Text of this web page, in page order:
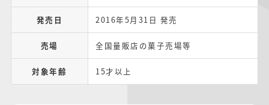
発売日 2016年5月31日 発売
売場 全国量販店の菓子売場等
対象年齢 15才以上